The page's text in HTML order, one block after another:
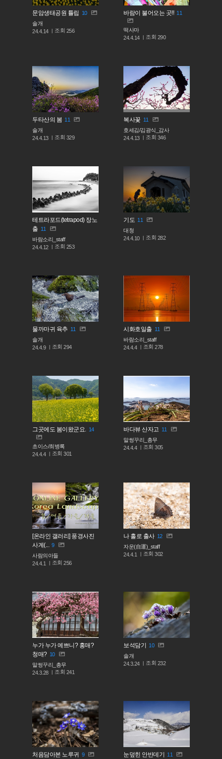
문암생태공원 튤립
10
솔개
24.4.14
조회 256
바람이 불어오는 곳!! 11
떡사마
24.4.14
조회 290
두타산의 봄 11
솔개
24.4.13
조회 329
복사꽃 11
호세김/김광식_감사
24.4.13
조회 346
테트라포드(tetrapod) 장노
출 11
바람소리_staff
24.4.12
조회 253
기도 11
대청
24.4.10
조회 282
물까마귀 육추 11
솔개
24.4.9
조회294
시화호일출 11
바람소리_staff
24.4.4
조회278
그곳에도 봄이왔군요. 14
초이스/최병록
24.4.4
조회301
바다뷰 산자고 11
말썽꾸리_총무
24.4.4
조회305
[온라인 갤러리] 풍경사진
사계(... 9
사람의아들
24.4.1
조회256
나 홀로 출사 12
자운(自運)_staff
24.4.1
조회302
누가 누가 예쁘니? 홍매?
청매? 10
말썽꾸리_총무
24.3.28
조회 241
보석담기
10
솔개
24.3.24
조회 232
처음담아본 노루귀
9
눈덮힌 안반데기
11